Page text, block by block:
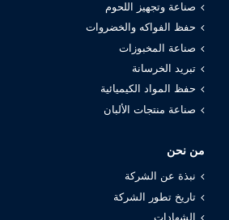
صناعة وتجهيز اللحوم
حفظ الفواكه والخضروات
صناعة المخبوزات
تبريد الخرسانة
حفظ المواد الكيميائية
صناعة منتجات الألبان
من نحن
نبذة عن الشركة
تاريخ تطور الشركة
الشهادات